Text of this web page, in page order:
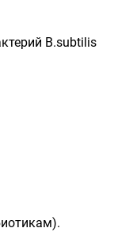
B.subtilis